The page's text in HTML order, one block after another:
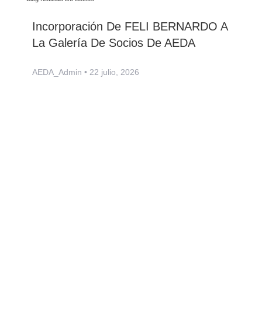
Incorporación De FELI BERNARDO A
La Galería De Socios De AEDA
AEDA_Admin 22 julio, 2026